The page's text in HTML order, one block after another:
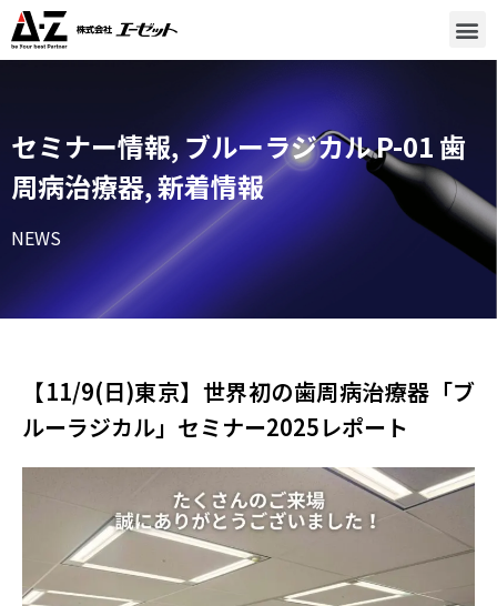
セミナー情報,ブルーラジカル P-01 歯
周病治療器,新着情報
NEWS
【11/9(日)東京】世界初の歯周病治療器「ブ
ルーラジカル」セミナー2025レポート